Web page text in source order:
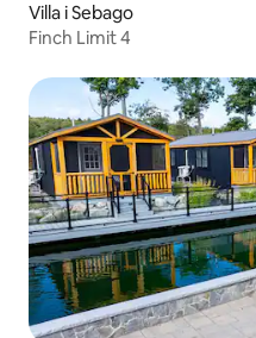
Villa i Sebago
Finch Limit 4